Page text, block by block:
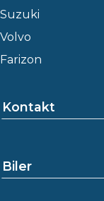
Suzuki
Volvo
Farizon
Kontakt
Biler